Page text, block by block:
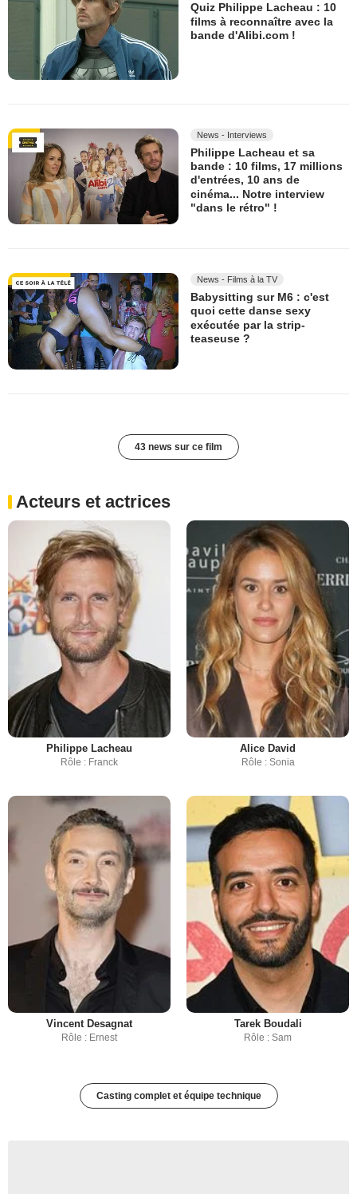
Quiz Philippe Lacheau : 10
films à reconnaître avec la
bande d'Alibi.com !
News - Interviews
Philippe Lacheau et sa
bande : 10 films, 17 millions
d'entrées, 10 ans de
cinéma... Notre interview
"dans le rétro" !
News - Films à la TV
Babysitting sur M6 : c'est
quoi cette danse sexy
exécutée par la strip-
teaseuse ?
43 news sur ce film
Acteurs et actrices
Philippe Lacheau
Rôle : Franck
Alice David
Rôle : Sonia
Vincent Desagnat
Rôle : Ernest
Tarek Boudali
Rôle : Sam
Casting complet et équipe technique